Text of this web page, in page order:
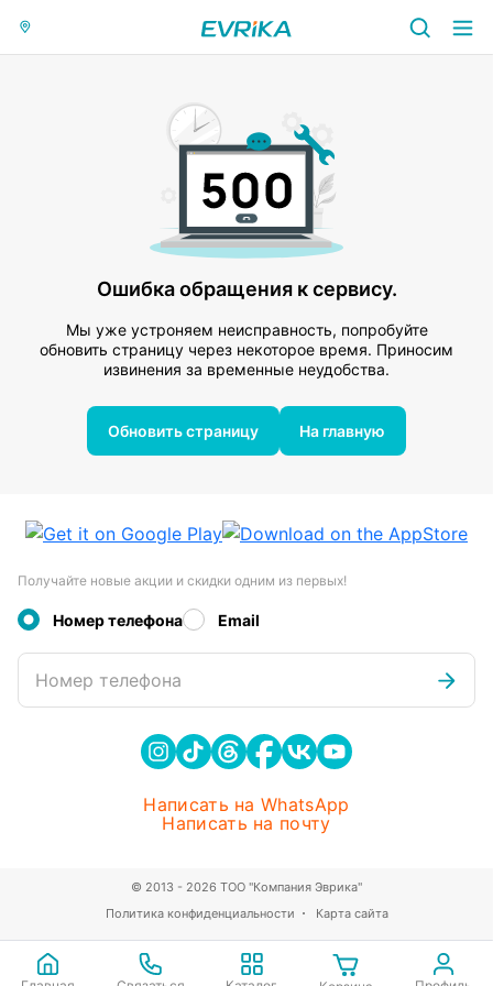
Ошибка обращения к сервису.
Мы уже устроняем неисправность, попробуйте
обновить страницу через некоторое время. Приносим
извинения за временные неудобства.
Обновить страницу На главную
Получайте новые акции и скидки одним из первых!
Номер телефона Email
Номер телефона
Написать на WhatsApp
Написать на почту
Политика конфиденциальности Карта сайта
© 2013 - 2026 ТОО "Компания Эврика"